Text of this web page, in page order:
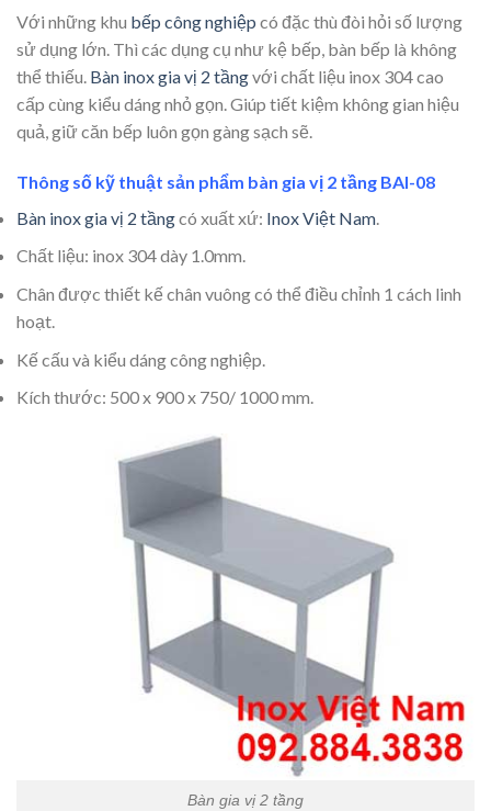
Với những khu bếp công nghiệp có đặc thù đòi hỏi số lượng
sử dụng lớn. Thì các dụng cụ như kệ bếp, bàn bếp là không
thể thiếu. Bàn inox gia vị 2 tầngvới chất liệu inox 304 cao
cấp cùng kiểu dáng nhỏ gọn. Giúp tiết kiệm không gian hiệu
quả, giữ căn bếp luôn gọn gàng sạch sẽ.
Thông số kỹ thuật sản phẩm bàn gia vị 2 tầng BAI-08
Bàn inox gia vị 2 tầngcó xuất xứ: Inox Việt Nam
Chất liệu: inox 304 dày 1.0mm.
Chân được thiết kế chân vuông có thể điều chỉnh 1 cách linh
hoạt.
Kế cấu và kiểu dáng công nghiệp.
Kích thước: 500 x 900 x 750/ 1000 mm.
Bàn gia vị 2 tầng